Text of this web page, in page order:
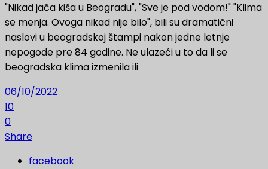
"Nikad jača kiša u Beogradu", "Sve je pod vodom!" "Klima
se menja. Ovoga nikad nije bilo", bili su dramatični
naslovi u beogradskoj štampi nakon jedne letnje
nepogode pre 84 godine. Ne ulazeći u to da li se
beogradska klima izmenila ili
06/10/2022
10
0
Share
facebook